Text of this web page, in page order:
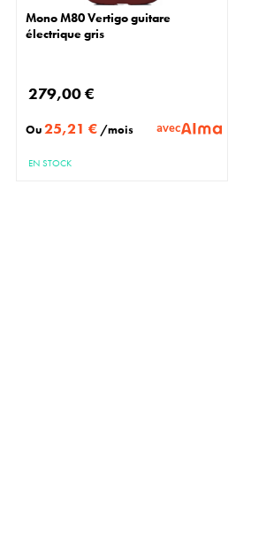
Mono M80 Vertigo guitare
électrique gris
279,00 €
Ou25,21 € /mois avec
EN STOCK